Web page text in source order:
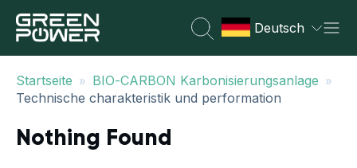
Deutsch
Startseite » BIO-CARBON Karbonisierungsanlage »
Technische charakteristik und performation
Nothing Found